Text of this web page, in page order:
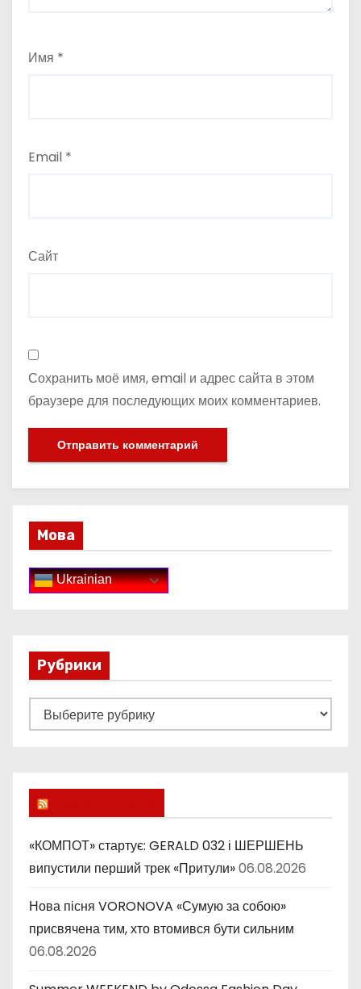
Имя *
Email *
Сайт
Сохранить моё имя, email и адрес сайта в этом
браузере для последующих моих комментариев.
Мова
Ukrainian
Рубрики
у
к
и
«КОМПОТ» стартує: GERALD 032 і ШЕРШЕНЬ
випустили перший трек «Притули»06.08.2026
Нова пісня VORONOVA «Сумую за собою»
присвячена тим, хто втомився бути сильним
06.08.2026